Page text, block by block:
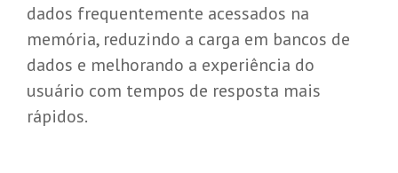
dados frequentemente acessados na
memória, reduzindo a carga em bancos de
dados e melhorando a experiência do
usuário com tempos de resposta mais
rápidos.